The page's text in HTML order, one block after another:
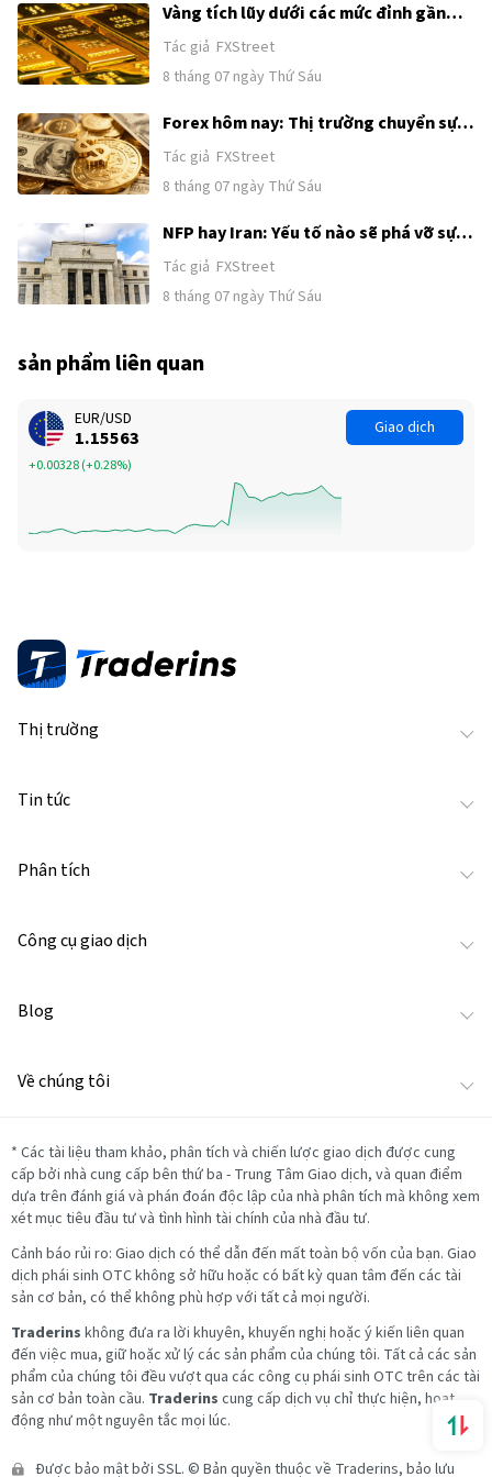
Vàng tích lũy dưới các mức đỉnh gần
đây khi sức mạnh của USD và kỳ vọng
Fed tăng lãi suất kìm hãm đà tăng
trước thềm công bố Bảng lương phi
nông nghiệp (NFP) của Mỹ
Tác giả FXStreet
8 tháng 07 ngày Thứ Sáu
Forex hôm nay: Thị trường chuyển sự
chú ý từ Trung Đông sang Bảng lương
phi nông nghiệp của Mỹ
Tác giả FXStreet
8 tháng 07 ngày Thứ Sáu
NFP hay Iran: Yếu tố nào sẽ phá vỡ sự
tích luỹ của Chỉ số đô la Mỹ?
Tác giả FXStreet
8 tháng 07 ngày Thứ Sáu
sản phẩm liên quan
EUR/USD
1.15563
+0.00328(+0.28%)
Giao dịch
Thị trường
Tin tức
Phân tích
Công cụ giao dịch
Blog
Về chúng tôi
* Các tài liệu tham khảo, phân tích và chiến lược giao dịch được cung
cấp bởi nhà cung cấp bên thứ ba - Trung Tâm Giao dịch, và quan điểm
dựa trên đánh giá và phán đoán độc lập của nhà phân tích mà không xem
xét mục tiêu đầu tư và tình hình tài chính của nhà đầu tư.
Cảnh báo rủi ro: Giao dịch có thể dẫn đến mất toàn bộ vốn của bạn. Giao
dịch phái sinh OTC không sở hữu hoặc có bất kỳ quan tâm đến các tài
sản cơ bản, có thể không phù hợp với tất cả mọi người.
Traderins không đưa ra lời khuyên, khuyến nghị hoặc ý kiến liên quan
đến việc mua, giữ hoặc xử lý các sản phẩm của chúng tôi. Tất cả các sản
phẩm của chúng tôi đều vượt qua các công cụ phái sinh OTC trên các tài
sản cơ bản toàn cầu. Traderins cung cấp dịch vụ chỉ thực hiện, hoạt
động như một nguyên tắc mọi lúc.
Được bảo mật bởi SSL. © Bản quyền thuộc về Traderins, bảo lưu